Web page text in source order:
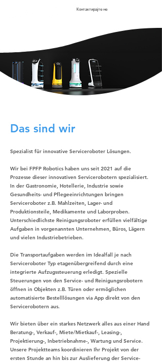
Контактирајте не
Das sind wir
Spezialist für innovative Serviceroboter Lösungen.
Wir bei FPFP Robotics haben uns seit 2021 auf die
Prozesse dieser innovativen Servicerobotern spezialisiert.
In der Gastronomie, Hotellerie, Industrie sowie
Gesundheits- und Pflegeeinrichtungen bringen
Serviceroboter z.B. Mahlzeiten, Lager- und
Produktionsteile, Medikamente und Laborproben.
Unterschiedlichste Reinigungsroboter erfüllen vielfältige
Aufgaben in vorgenannten Unternehmen, Büros, Lägern
und vielen Industriebetrieben.
Die Transportaufgaben werden im Idealfall je nach
Serviceroboter Typ etagenübergreifend durch eine
integrierte Aufzugssteuerung erledigt. Spezielle
Steuerungen von den Service- und Reinigungsrobotern
öffnen in Objekten z.B. Türen oder ermöglichen
automatisierte Bestelllösungen via App direkt von den
Servicerobotern aus.
Wir bieten über ein starkes Netzwerk alles aus einer Hand
Beratung-, Verkauf-, Miete/Mietkauf-, Leasing-,
Projektierung-, Inbetriebnahme-, Wartung und Service.
Unsere Projektteams koordinieren Ihr Projekt von der
ersten Stunde an hin bis zur Auslieferung der Service-